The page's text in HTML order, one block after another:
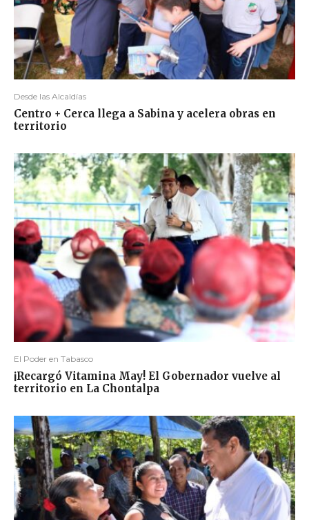
Desde las Alcaldías
Centro + Cerca llega a Sabina y acelera obras en
territorio
El Poder en Tabasco
¡Recargó Vitamina May! El Gobernador vuelve al
territorio en La Chontalpa